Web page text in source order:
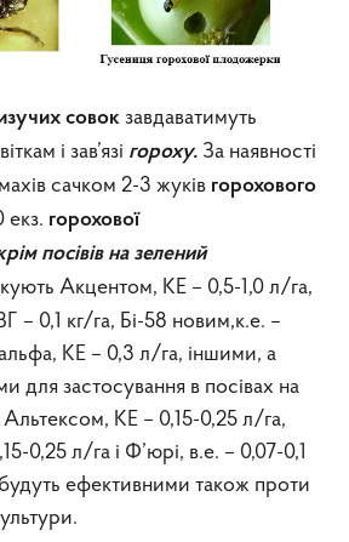
совок завдаватимуть
і зав’язі гороху. За наявності
сачком 2-3 жуків горохового
екз. горохової
посівів на зелений
Акцентом, КЕ – 0,5-1,0 л/га,
– 0,1 кг/га, Бі-58 новим,к.е. –
КЕ – 0,3 л/га, іншими, а
для застосування в посівах на
КЕ – 0,15-0,25 л/га,
0,25 л/га і Ф’юрі, в.е. – 0,07-0,1
ефективними також проти